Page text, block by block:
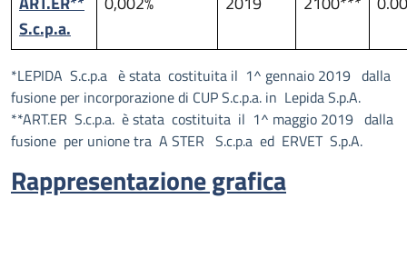
S.c.p.a.
*LEPIDA S.c.p.a è stata costituita il 1^ gennaio 2019 dalla
fusione per incorporazione di CUP S.c.p.a. in Lepida S.p.A.
**ART.ER S.c.p.a. è stata costituita il 1^ maggio 2019 dalla
fusione per unione tra A STER S.c.p.a ed ERVET S.p.A.
Rappresentazione grafica